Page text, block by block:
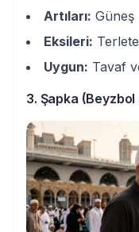
Artıları: Güneş
Eksileri:
Uygun: Tavaf
3. Şapka (Beyzbol